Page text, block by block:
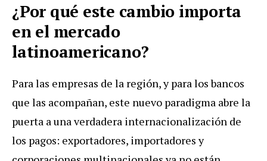
¿Por qué este cambio importa
en el mercado
latinoamericano?
Para las empresas de la región, y para los bancos
que las acompañan, este nuevo paradigma abre la
puerta a una verdadera internacionalización de
los pagos: exportadores, importadores y